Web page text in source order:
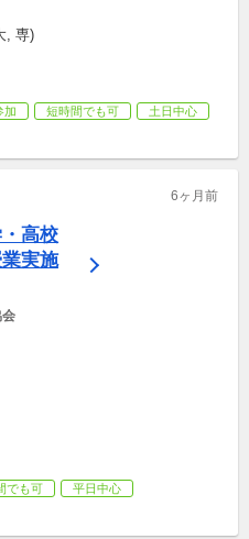
, 専)
加 短時間でも可
土日中心
6ヶ月前
高校
実施
でも可
平日中心